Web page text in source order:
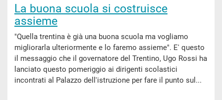
La buona scuola si costruisce
assieme
"Quella trentina è già una buona scuola ma vogliamo
migliorarla ulteriormente e lo faremo assieme". E' questo
il messaggio che il governatore del Trentino, Ugo Rossi ha
lanciato questo pomeriggio ai dirigenti scolastici
incontrati al Palazzo dell'istruzione per fare il punto sul...